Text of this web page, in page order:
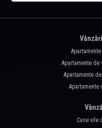
Apartamente de
Apartamente
Apartamente
Case vile